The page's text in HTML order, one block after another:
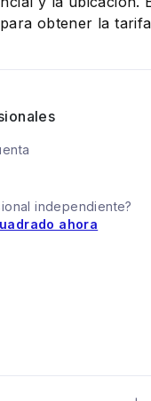
obtener la tarifa
independiente?
ahora